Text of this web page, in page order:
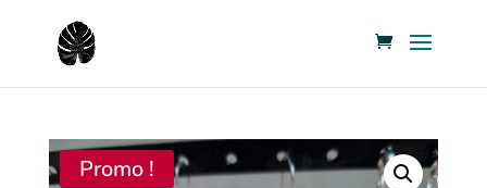
Promo !